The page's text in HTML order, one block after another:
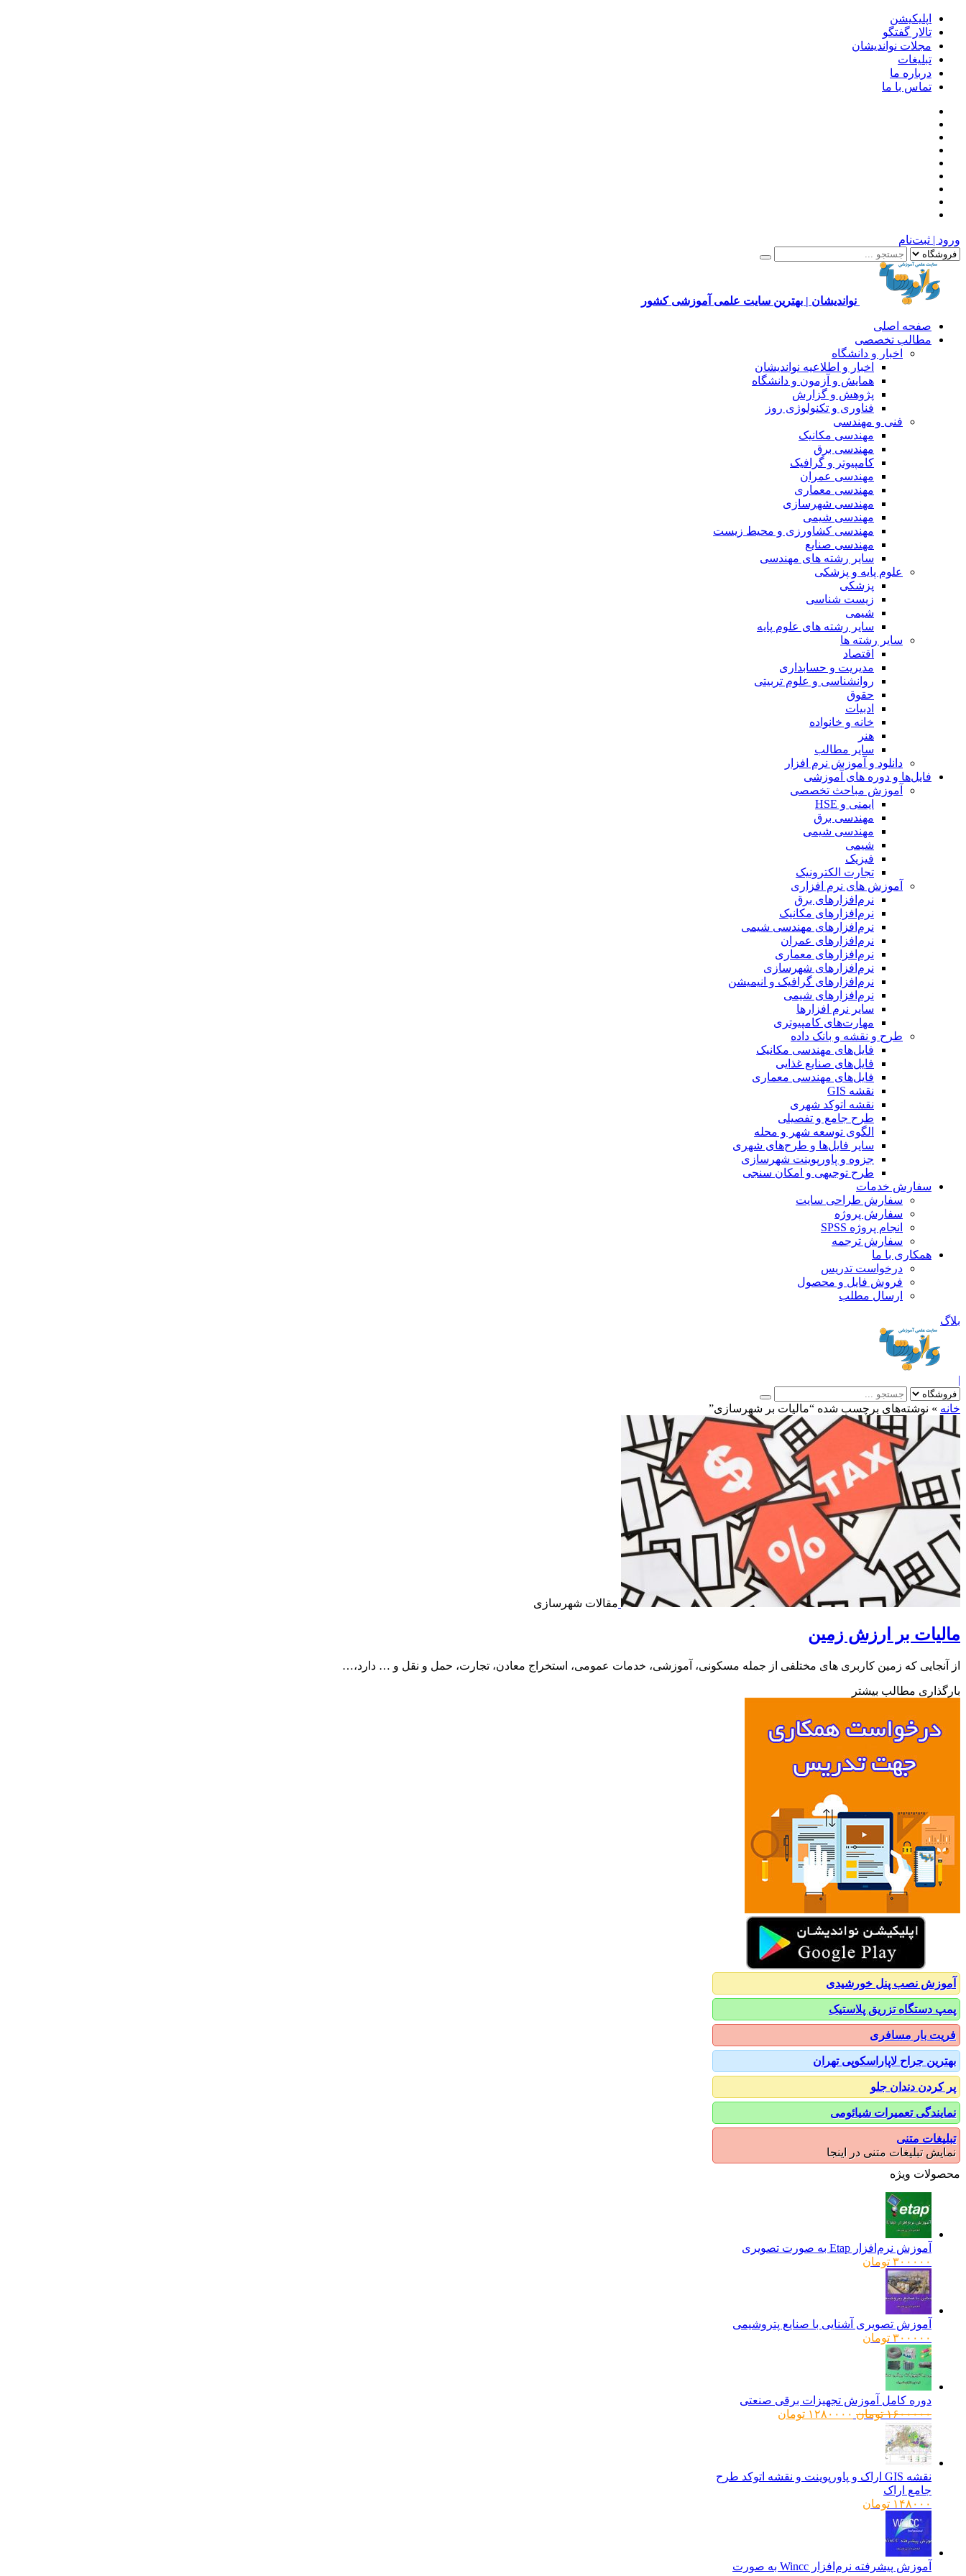
اپلیکیشن
تالار گفتگو
مجلات نواندیشان
تبلیغات
درباره ما
تماس با ما
ورود | ثبت‌نام
نواندیشان | بهترین سایت علمی آموزشی کشور
صفحه اصلی
مطالب تخصصی
اخبار و دانشگاه
اخبار و اطلاعیه نواندیشان
همایش و آزمون و دانشگاه
پژوهش و گزارش
فناوری و تکنولوژی روز
فنی و مهندسی
مهندسی مکانیک
مهندسی برق
کامپیوتر و گرافیک
مهندسی عمران
مهندسی معماری
مهندسی شهرسازی
مهندسی شیمی
مهندسی کشاورزی و محیط زیست
مهندسی صنایع
سایر رشته های مهندسی
علوم پایه و پزشکی
پزشکی
زیست شناسی
شیمی
سایر رشته های علوم پایه
سایر رشته ها
اقتصاد
مدیریت و حسابداری
روانشناسی و علوم تربیتی
حقوق
ادبیات
خانه و خانواده
هنر
سایر مطالب
دانلود و آموزش نرم افزار
فایل‌ها و دوره های آموزشی
آموزش مباحث تخصصی
ایمنی و HSE
مهندسی برق
مهندسی شیمی
شیمی
فیزیک
تجارت الکترونیک
آموزش های نرم افزاری
نرم‌افزارهای برق
نرم‌افزارهای مکانیک
نرم‌افزارهای مهندسی شیمی
نرم‌افزارهای عمران
نرم‌افزارهای معماری
نرم‌افزارهای شهرسازی
نرم‌افزارهای گرافیک و انیمیشن
نرم‌افزارهای شیمی
سایر نرم افزارها
مهارت‌های کامپیوتری
طرح و نقشه و بانک داده
فایل‌های مهندسی مکانیک
فایل‌های صنایع غذایی
فایل‌های مهندسی معماری
نقشه GIS
نقشه اتوکد شهری
طرح جامع و تفصیلی
الگوی توسعه شهر و محله
سایر فایل‌ها و طرح‌های شهری
جزوه و پاورپوینت شهرسازی
طرح توجیهی و امکان سنجی
سفارش خدمات
سفارش طراحی سایت
سفارش پروژه
انجام پروژه SPSS
سفارش ترجمه
همکاری با ما
درخواست تدریس
فروش فایل و محصول
ارسال مطلب
بلاگ
|
خانه » نوشته‌های برچسب شده “مالیات بر شهرسازی”
مقالات شهرسازی
مالیات بر ارزش زمین
از آنجایی که زمین کاربری های مختلفی از جمله مسکونی، آموزشی، خدمات عمومی، استخراج معادن، تجارت، حمل و نقل و … دارد،…
بارگذاری مطالب بیشتر
آموزش نصب پنل خورشیدی
پمپ دستگاه تزریق پلاستیک
فریت بار مسافری
بهترین جراح لاپاراسکوپی تهران
پر کردن دندان جلو
نمایندگی تعمیرات شیائومی
تبلیغات متنی
نمایش تبلیغات متنی در اینجا
محصولات ویژه
آموزش نرم‌افزار Etap به صورت تصویری
۳۰۰۰۰۰ تومان
آموزش تصویری آشنایی با صنایع پتروشیمی
۳۰۰۰۰۰ تومان
دوره کامل آموزش تجهیزات برقی صنعتی
۱۶۰۰۰۰۰ تومان قیمت
۱۲۸۰۰۰۰ تومان
نقشه GIS اراک و پاورپوینت و نقشه اتوکد طرح
جامع اراک
۱۴۸۰۰۰ تومان
آموزش پیشرفته نرم‌افزار Wincc به صورت